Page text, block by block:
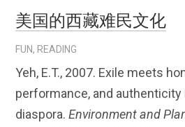
美国的西藏难民文化
FUN, READING
Yeh, E.T., 2007. Exile meets
performance, and authenticity
diaspora. Environment and